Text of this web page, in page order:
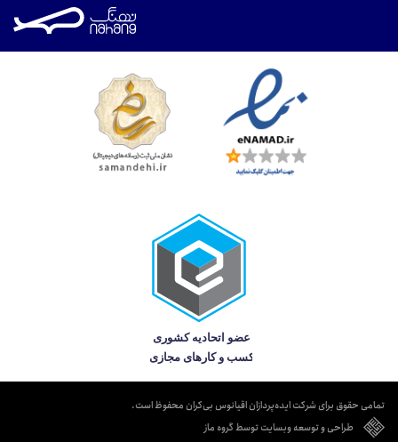
تمامی حقوق برای شرکت ایده‌پردازان اقیانوس بی‌کران محفوظ است.
طراحی و توسعه وبسایت توسط گروه ماز